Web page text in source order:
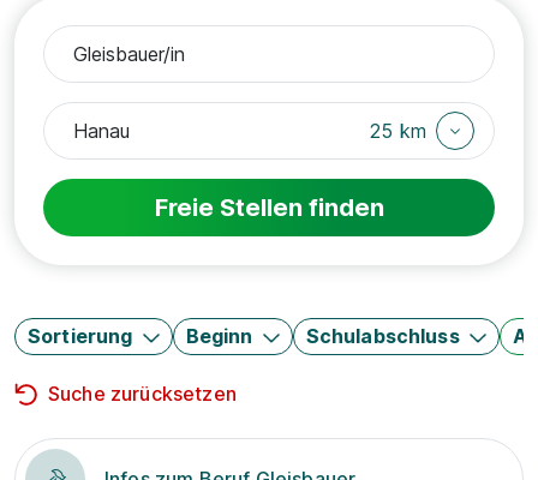
25 km
Freie Stellen finden
Sortierung Beginn Schulabschluss
Suche zurücksetzen